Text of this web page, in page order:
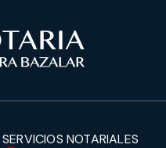
SERVICIOS NOTARIALES